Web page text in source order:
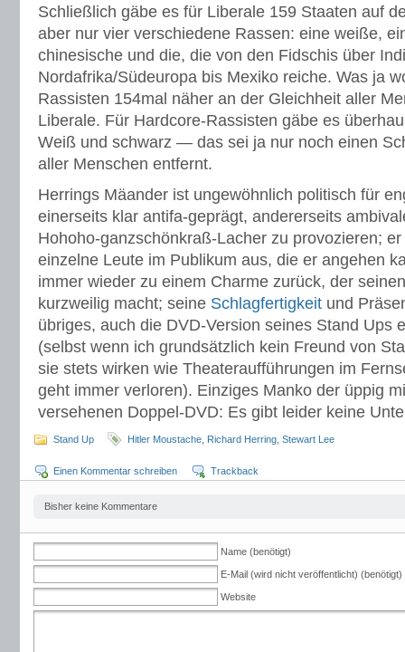
Schließlich gäbe es für Liberale 159 Staaten auf
aber nur vier verschiedene Rassen: eine weiße,
chinesische und die, die von den Fidschis über
Nordafrika/Südeuropa bis Mexiko reiche. Was ja
Rassisten 154mal näher an der Gleichheit aller
Liberale. Für Hardcore-Rassisten gäbe es
Weiß und schwarz — das sei ja nur noch einen
aller Menschen entfernt.
Herrings Mäander ist ungewöhnlich politisch für
einerseits klar antifa-geprägt, andererseits
Hohoho-ganzschönkraß-Lacher zu provozieren;
einzelne Leute im Publikum aus, die er angehen
immer wieder zu einem Charme zurück, der
kurzweilig macht; seine Schlagfertigkeit und
übriges, auch die DVD-Version seines Stand Ups
(selbst wenn ich grundsätzlich kein Freund von
sie stets wirken wie Theateraufführungen im
geht immer verloren). Einziges Manko der üppig
versehenen Doppel-DVD: Es gibt leider keine
Stand Up Hitler Moustache Richard Herring Stewart Lee
Einen Kommentar schreiben Trackback
Bisher keine Kommentare
Name (benötigt)
E-Mail (wird nicht veröffentlicht) (benötigt)
Website